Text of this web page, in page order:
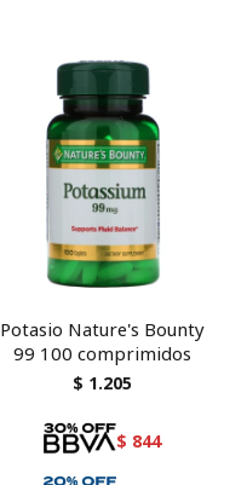
Potasio Nature's Bounty
99 100 comprimidos
$ 1.205
$ 844